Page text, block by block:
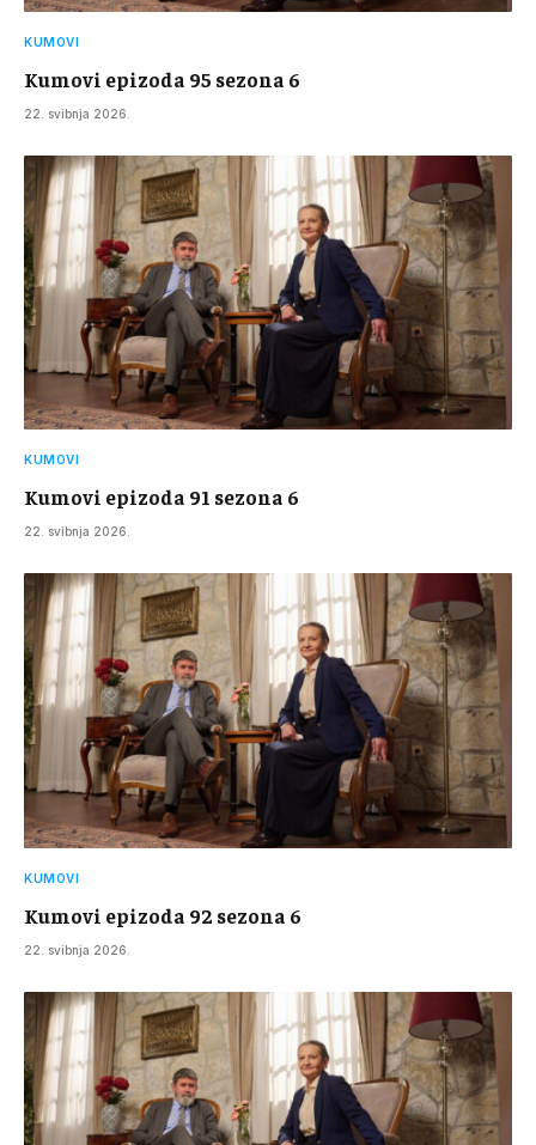
KUMOVI
Kumovi epizoda 95 sezona 6
22. svibnja 2026.
KUMOVI
Kumovi epizoda 91 sezona 6
22. svibnja 2026.
KUMOVI
Kumovi epizoda 92 sezona 6
22. svibnja 2026.